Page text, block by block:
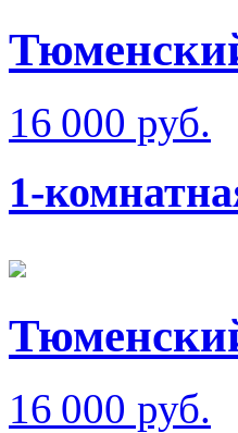
16 000 руб.
1-
16 000 руб.